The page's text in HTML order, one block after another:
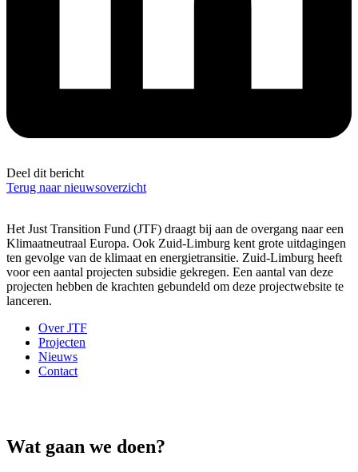
Deel dit bericht
Terug naar nieuwsoverzicht
Het Just Transition Fund (JTF) draagt bij aan de overgang naar een
Klimaatneutraal Europa. Ook Zuid-Limburg kent grote uitdagingen
ten gevolge van de klimaat en energietransitie. Zuid-Limburg heeft
voor een aantal projecten subsidie gekregen. Een aantal van deze
projecten hebben de krachten gebundeld om deze projectwebsite te
lanceren.
Over JTF
Projecten
Nieuws
Contact
Wat gaan we doen?